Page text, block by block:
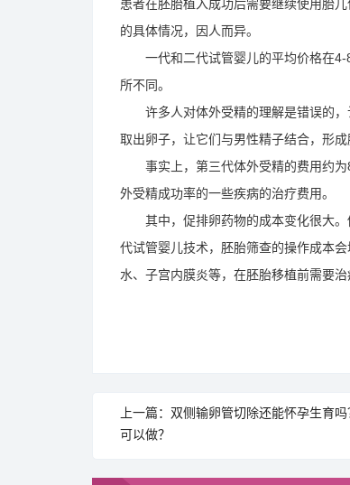
患者在胚胎植入成功后需要继续使用胎
的具体情况，因人而异。
一代和二代试管婴儿的平均价格在4-8
所不同。
许多人对体外受精的理解是错误的，
取出卵子，让它们与男性精子结合，形
事实上，第三代体外受精的费用约为
外受精成功率的一些疾病的治疗费用。
其中，促排卵药物的成本变化很大。
代试管婴儿技术，胚胎筛查的操作成本
水、子宫内膜炎等，在胚胎移植前需要
上一篇：双侧输卵管切除还能怀孕生育
可以做？